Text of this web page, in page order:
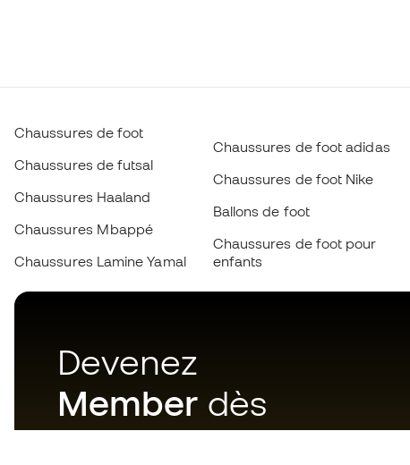
Chaussures de foot
Chaussures de futsal
Chaussures Haaland
Chaussures Mbappé
Chaussures Lamine Yamal
Chaussures de foot adidas
Chaussures de foot Nike
Ballons de foot
Chaussures de foot pour
enfants
Devenez
Member dès
maintenant